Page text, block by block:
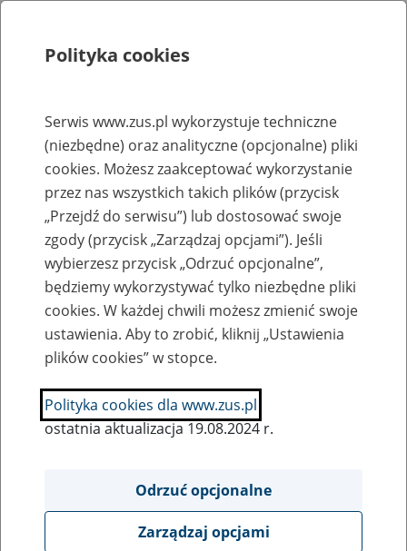
Rejestry, ewidencje i archiwa
Baza zlikwidowanych lub
przekształconych zakładów pracy
Nazwa zakładu pracy:
SZUKAJ
Ukryj wszystkie pozycje bazy
Polityka cookies
Serwis www.zus.pl wykorzystuje techniczne
(niezbędne) oraz analityczne (opcjonalne) pliki
cookies. Możesz zaakceptować wykorzystanie
przez nas wszystkich takich plików (przycisk
„Przejdź do serwisu”) lub dostosować swoje
zgody (przycisk „Zarządzaj opcjami”). Jeśli
wybierzesz przycisk „Odrzuć opcjonalne”,
będziemy wykorzystywać tylko niezbędne pliki
cookies. W każdej chwili możesz zmienić swoje
ustawienia. Aby to zrobić, kliknij „Ustawienia
plików cookies” w stopce.
Polityka cookies dla www.zus.pl
ostatnia aktualizacja 19.08.2024 r.
Odrzuć opcjonalne
Zarządzaj opcjami